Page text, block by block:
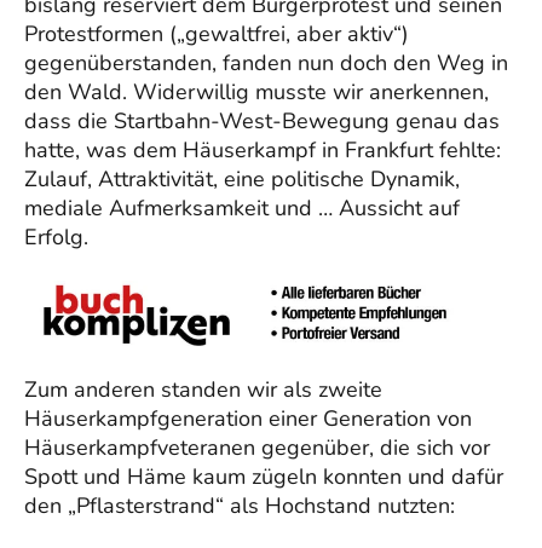
Protestformen („gewaltfrei, aber aktiv“)
gegenüberstanden, fanden nun doch den Weg in
den Wald. Widerwillig musste wir anerkennen,
dass die Startbahn-West-Bewegung genau das
hatte, was dem Häuserkampf in Frankfurt fehlte:
Zulauf, Attraktivität, eine politische Dynamik,
mediale Aufmerksamkeit und … Aussicht auf
Erfolg.
Zum anderen standen wir als zweite
Häuserkampfgeneration einer Generation von
Häuserkampfveteranen gegenüber, die sich vor
Spott und Häme kaum zügeln konnten und dafür
den „Pflasterstrand“ als Hochstand nutzten: